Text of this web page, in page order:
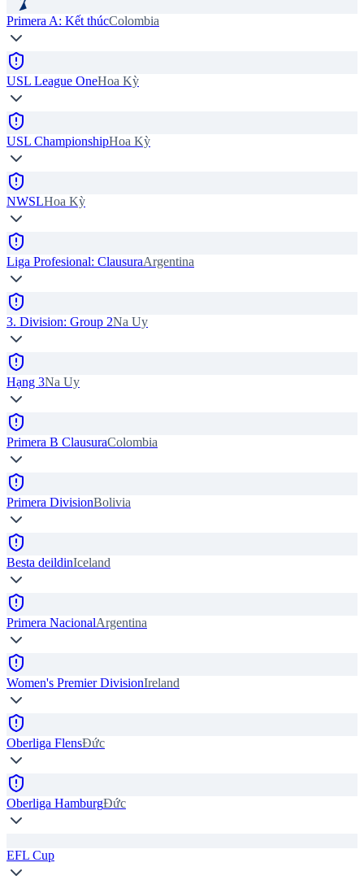
Primera A: Kết thúcColombia
USL League OneHoa Kỳ
USL ChampionshipHoa Kỳ
NWSLHoa Kỳ
Liga Profesional: ClausuraArgentina
3. Division: Group 2Na Uy
Hạng 3Na Uy
Primera B ClausuraColombia
Primera DivisionBolivia
Besta deildinIceland
Primera NacionalArgentina
Women's Premier DivisionIreland
Oberliga FlensĐức
Oberliga HamburgĐức
EFL Cup